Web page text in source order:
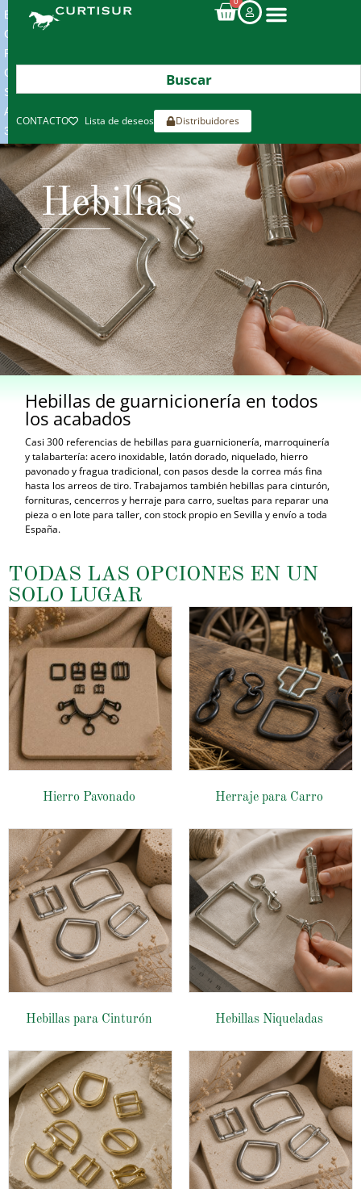
ENVIOS
GRATIS
POR
COMPRAS
SUPERIORES
A
300€*
CONTACTO Lista de deseos Distribuidores
Hebillas
Hebillas de guarnicionería en todos
los acabados
Casi 300 referencias de hebillas para guarnicionería, marroquinería
y talabartería: acero inoxidable, latón dorado, niquelado, hierro
pavonado y fragua tradicional, con pasos desde la correa más fina
hasta los arreos de tiro. Trabajamos también hebillas para cinturón,
fornituras, cencerros y herraje para carro, sueltas para reparar una
pieza o en lote para taller, con stock propio en Sevilla y envío a toda
España.
TODAS LAS OPCIONES EN UN
SOLO LUGAR
Hierro Pavonado Herraje para Carro
Hebillas para Cinturón Hebillas Niqueladas